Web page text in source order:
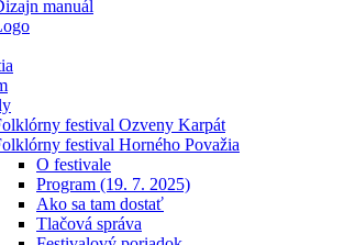
manuál
festival Ozveny Karpát
festival Horného Považia
O festivale
Program (19. 7. 2025)
Ako sa tam dostať
Tlačová správa